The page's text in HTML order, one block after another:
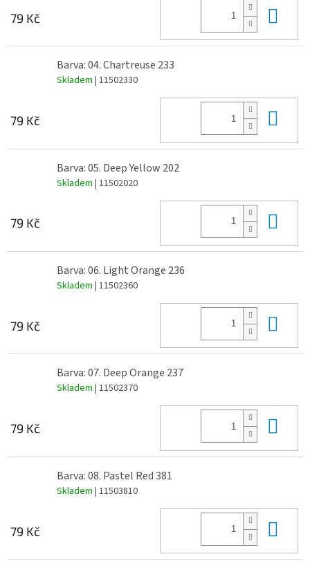
79 Kč
Barva: 04. Chartreuse 233
Skladem | 11502330
79 Kč
Barva: 05. Deep Yellow 202
Skladem | 11502020
79 Kč
Barva: 06. Light Orange 236
Skladem | 11502360
79 Kč
Barva: 07. Deep Orange 237
Skladem | 11502370
79 Kč
Barva: 08. Pastel Red 381
Skladem | 11503810
79 Kč